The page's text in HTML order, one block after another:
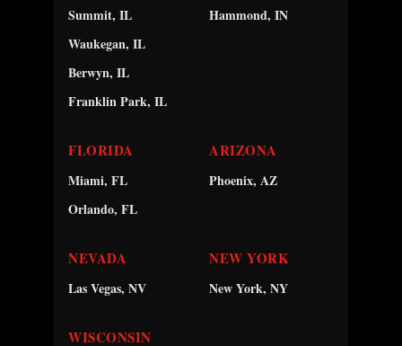
Summit, IL
Waukegan, IL
Berwyn, IL
Franklin Park, IL
Hammond, IN
FLORIDA
Miami, FL
Orlando, FL
ARIZONA
Phoenix, AZ
NEVADA
Las Vegas, NV
NEW YORK
New York, NY
WISCONSIN